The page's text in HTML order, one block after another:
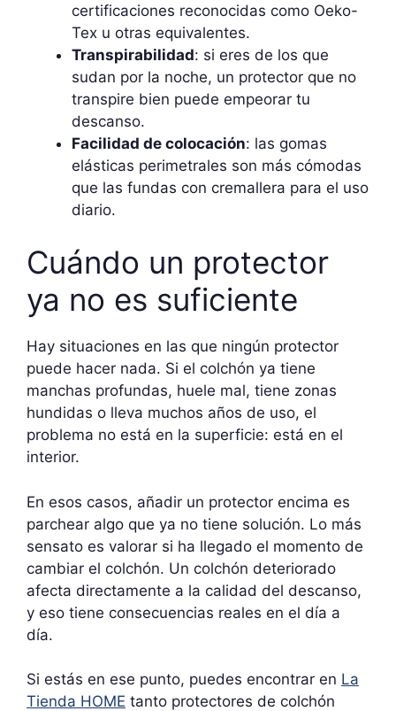
certificaciones reconocidas como Oeko-
Tex u otras equivalentes.
Transpirabilidad: si eres de los que
sudan por la noche, un protector que no
transpire bien puede empeorar tu
descanso.
Facilidad de colocación: las gomas
elásticas perimetrales son más cómodas
que las fundas con cremallera para el uso
diario.
Cuándo un protector
ya no es suficiente
Hay situaciones en las que ningún protector
puede hacer nada. Si el colchón ya tiene
manchas profundas, huele mal, tiene zonas
hundidas o lleva muchos años de uso, el
problema no está en la superficie: está en el
interior.
En esos casos, añadir un protector encima es
parchear algo que ya no tiene solución. Lo más
sensato es valorar si ha llegado el momento de
cambiar el colchón. Un colchón deteriorado
afecta directamente a la calidad del descanso,
y eso tiene consecuencias reales en el día a
día.
Si estás en ese punto, puedes encontrar en La
Tienda HOME tanto protectores de colchón